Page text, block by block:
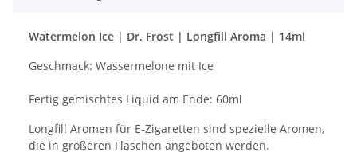
Watermelon Ice | Dr. Frost | Longfill Aroma | 14ml
Geschmack: Wassermelone mit Ice
Fertig gemischtes Liquid am Ende: 60ml
Longfill Aromen für E-Zigaretten sind spezielle Aromen,
die in größeren Flaschen angeboten werden.